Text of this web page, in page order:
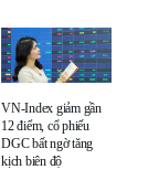
VN-Index giảm gần
12 điểm, cổ phiếu
DGC bất ngờ tăng
kịch biên độ